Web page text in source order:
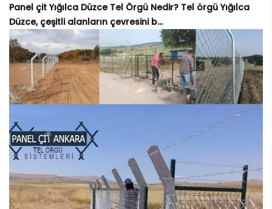
Panel çit Yığılca Düzce Tel Örgü Nedir? Tel örgü Yığılca
Düzce, çeşitli alanların çevresini b...